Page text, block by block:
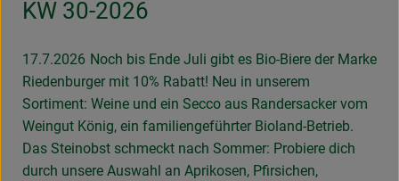
KW 30-2026
17.7.2026 Noch bis Ende Juli gibt es Bio-Biere der Marke
Riedenburger mit 10% Rabatt! Neu in unserem
Sortiment: Weine und ein Secco aus Randersacker vom
Weingut König, ein familiengeführter Bioland-Betrieb.
Das Steinobst schmeckt nach Sommer: Probiere dich
durch unsere Auswahl an Aprikosen, Pfirsichen,